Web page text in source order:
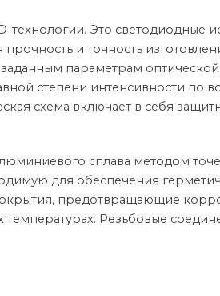
технологии. Это светодиодные
и точность
параметрам
степени интенсивности по
схема включает в себя
сплава методом
для обеспечения
предотвращающие
Резьбовые